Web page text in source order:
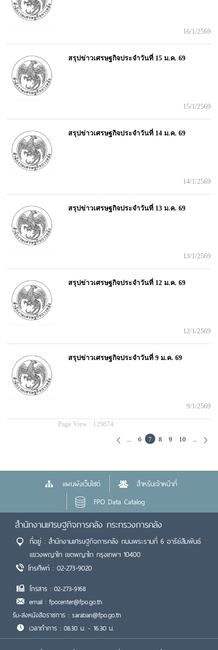
16/1/2569
สรุปข่าวเศรษฐกิจประจำวันที่ 15 ม.ค. 69
15/1/2569
สรุปข่าวเศรษฐกิจประจำวันที่ 14 ม.ค. 69
14/1/2569
สรุปข่าวเศรษฐกิจประจำวันที่ 13 ม.ค. 69
13/1/2569
สรุปข่าวเศรษฐกิจประจำวันที่ 12 ม.ค. 69
12/1/2569
สรุปข่าวเศรษฐกิจประจำวันที่ 9 ม.ค. 69
9/1/2569
... 6 7 8 9 10 ...
Page View : 129874
แผนผังเว็บไซต์
สำหรับเจ้าหน้าที่
FPO Data Catalog
สำนักงานเศรษฐกิจการคลัง กระทรวงการคลัง
ที่อยู่ : สำนักงานเศรษฐกิจการคลัง ถนนพระรามที่ 6 อารีย์สัมพันธ์
แขวงพญาไท เขตพญาไท กรุงเทพฯ 10400
โทรศัพท์ : 02-273-9020
โทรสาร : 02-273-9168
email : fpocenter@fpo.go.th
รับ-ส่งหนังสือราชการ : saraban@fpo.go.th
เวลาทำการ : 08.30 น. - 16.30 น.